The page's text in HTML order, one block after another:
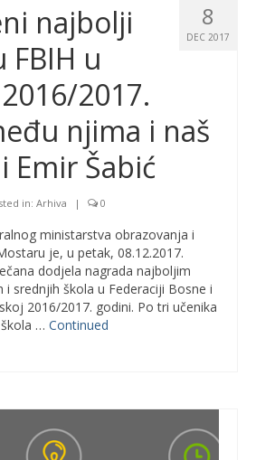
8
DEC 2017
najbolji
FBIH u
2017.
njima i naš
Emir Šabić
in: Arhiva | 0
ministarstva obrazovanja i
je, u petak, 08.12.2017.
dodjela nagrada najboljim
i srednjih škola u Federaciji Bosne i
2016/2017. godini. Po tri učenika
… Continued